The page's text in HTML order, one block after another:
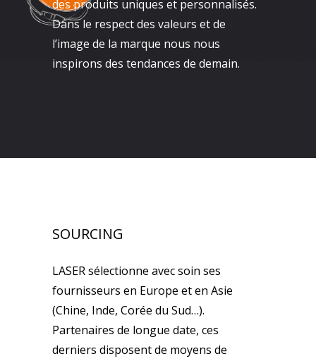
des produits uniques et personnalisés.
Dans le respect des valeurs et de
l’image de la marque nous nous
inspirons des tendances de demain.
SOURCING
LASER sélectionne avec soin ses
fournisseurs en Europe et en Asie
(Chine, Inde, Corée du Sud…).
Partenaires de longue date, ces
derniers disposent de moyens de